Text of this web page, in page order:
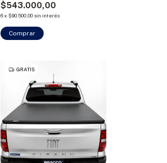
$543.000,00
6 x $90.500,00 sin interés
Comprar
GRATIS